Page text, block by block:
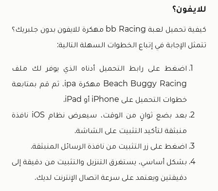
للايفون؟
كيفية تحميل لعبة bb Racing مهكرة للايفون بدون جلبريك؟
تتمثل الإجابة في إتباع الخطوات السهلة التالية:
اضغط على رابط التحميل أدناه الذي يوفر لك ملف
Beach Buggy Racing مهكرة ipa، ثم قم بمتابعة
خطوات التحميل على iPhone أو iPad.
بعد بضع ثوانٍ من الوقت، سيعرض نظام iOS نافذة
منبثقة لتأكيد التثبيت على الشاشة.
اضغط على زر التثبيت من نافذة الرسائل المنبثقة.
بشكل أساسي، يستغرق التنزيل والتثبيت من دقيقة إلى
دقيقتين ويعتمد على سرعة اتصال الإنترنت لديك.